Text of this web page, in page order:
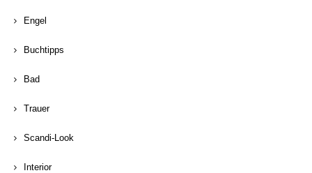
Engel
Buchtipps
Bad
Trauer
Scandi-Look
Interior